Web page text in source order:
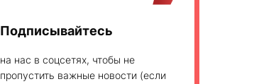
Подписывайтесь
на нас в соцсетях, чтобы не
пропустить важные новости (если